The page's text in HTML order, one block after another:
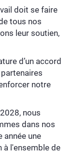
doit se faire
tous nos
leur soutien,
d’un accord
notre
nous
dans nos
une
à l'ensemble de